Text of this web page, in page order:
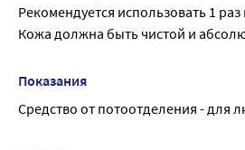
Рекомендуется использовать 1
Кожа должна быть чистой и
Показания
Средство от потоотделения -